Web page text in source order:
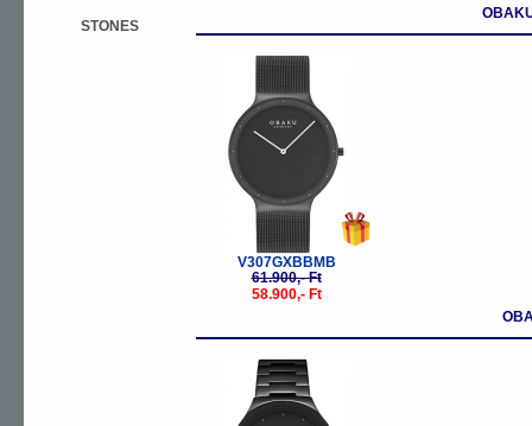
STONES
V307GXBBMB
61.900,- Ft
58.900,- Ft